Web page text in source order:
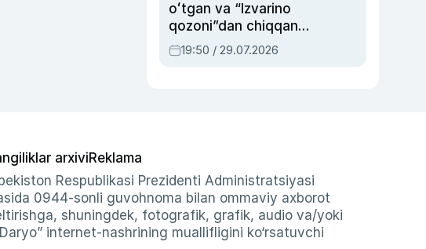
oʻtgan va “Izvarino
qozoni”dan chiqqan
qahramon — Ukraina
armiyasi bosh
19:50 / 29.07.2026
arxiviReklama
Respublikasi Prezidenti Administratsiyasi
0944-sonli guvohnoma bilan ommaviy axborot
shuningdek, fotografik, grafik, audio va/yoki
internet-nashrining muallifligini ko‘rsatuvchi